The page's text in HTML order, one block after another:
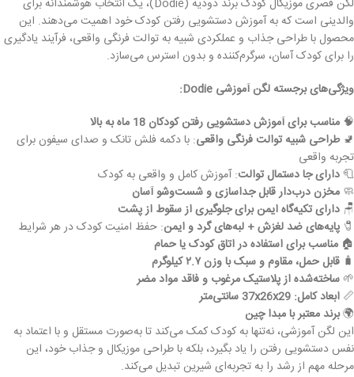
لگن قصری موزیکال کودک برند دودیه (Dodie)، یک انتخاب هوشمندانه برای
والدینی است که به آموزش دستشویی رفتن کودک خود اهمیت می‌دهند. این
محصول با طراحی جذاب و عملکردی شبیه به توالت فرنگی واقعی، فرآیند یادگیری
را برای کودک آسان، سرگرم‌کننده و بدون استرس می‌سازد.
ویژگی‌های برجسته لگن آموزشی Dodie:
🧠 مناسب برای آموزش دستشویی رفتن کودکان 18 ماه به بالا
🚽 طراحی شبیه توالت فرنگی واقعی: با دکمه فلش تانک و صدای سیفون برای
تجربه واقعی
🧻 دارای جا دستمال توالت: آموزش کامل و واقعی به کودک
🧼 مخزن درب‌دار قابل جداسازی و شست‌وشو آسان
🪑 دارای تکیه‌گاه ایمن برای جلوگیری از سقوط از پشت
🧷 پایه‌های ضد لغزش + لبه‌های گرد و ایمن: حفظ امنیت کودک در هر شرایط
🏠 مناسب برای استفاده در اتاق کودک یا حمام
🧳 قابل حمل، مقاوم و سبک با وزن ۲.۷ کیلوگرم
🌱 ساخته‌شده از پلاستیک مرغوب و فاقد مواد مضر
📏 ابعاد کامل: 37x26x29 سانتی‌متر
🌍برند معتبر با مبدا چین
این لگن آموزشی، نه‌تنها به کودک کمک می‌کند تا به‌صورت مستقل و با اعتماد به
نفس دستشویی رفتن را یاد بگیرد، بلکه با طراحی موزیکال و جذاب خود، این
مرحله مهم از رشد را به تجربه‌ای شیرین تبدیل می‌کند.